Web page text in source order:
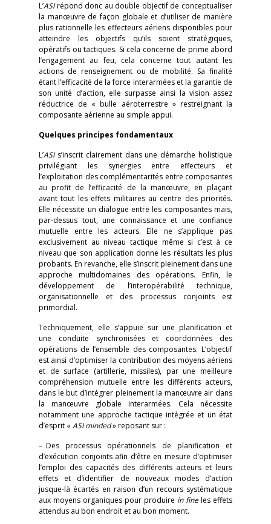
L’ASIrépond donc au double objectif de conceptualiser
la manœuvre de façon globale et d’utiliser de manière
plus rationnelle les effecteurs aériens disponibles pour
atteindre les objectifs qu’ils soient stratégiques,
opératifs ou tactiques. Si cela concerne de prime abord
l’engagement au feu, cela concerne tout autant les
actions de renseignement ou de mobilité. Sa finalité
étant l’efficacité de la force interarmées et la garantie de
son unité d’action, elle surpasse ainsi la vision assez
réductrice de « bulle aéroterrestre » restreignant la
composante aérienne au simple appui.
Quelques principes fondamentaux
L’ASIs’inscrit clairement dans une démarche holistique
privilégiant les synergies entre effecteurs et
l’exploitation des complémentarités entre composantes
au profit de l’efficacité de la manœuvre, en plaçant
avant tout les effets militaires au centre des priorités.
Elle nécessite un dialogue entre les composantes mais,
par-dessus tout, une connaissance et une confiance
mutuelle entre les acteurs. Elle ne s’applique pas
exclusivement au niveau tactique même si c’est à ce
niveau que son application donne les résultats les plus
probants. En revanche, elle s’inscrit pleinement dans une
approche multidomaines des opérations. Enfin, le
développement de l’interopérabilité technique,
organisationnelle et des processus conjoints est
primordial.
Techniquement, elle s’appuie sur une planification et
une conduite synchronisées et coordonnées des
opérations de l’ensemble des composantes. L’objectif
est ainsi d’optimiser la contribution des moyens aériens
et de surface (artillerie, missiles), par une meilleure
compréhension mutuelle entre les différents acteurs,
dans le but d’intégrer pleinement la manœuvre air dans
la manœuvre globale interarmées. Cela nécessite
notamment une approche tactique intégrée et un état
d’esprit « ASI minded» reposant sur :
– Des processus opérationnels de planification et
d’exécution conjoints afin d’être en mesure d’optimiser
l’emploi des capacités des différents acteurs et leurs
effets et d’identifier de nouveaux modes d’action
jusque-là écartés en raison d’un recours systématique
aux moyens organiques pour produire in fineles effets
attendus au bon endroit et au bon moment.